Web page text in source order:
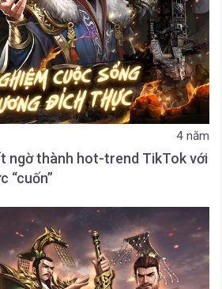
4 năm
ngờ thành hot-trend TikTok với
“cuốn”